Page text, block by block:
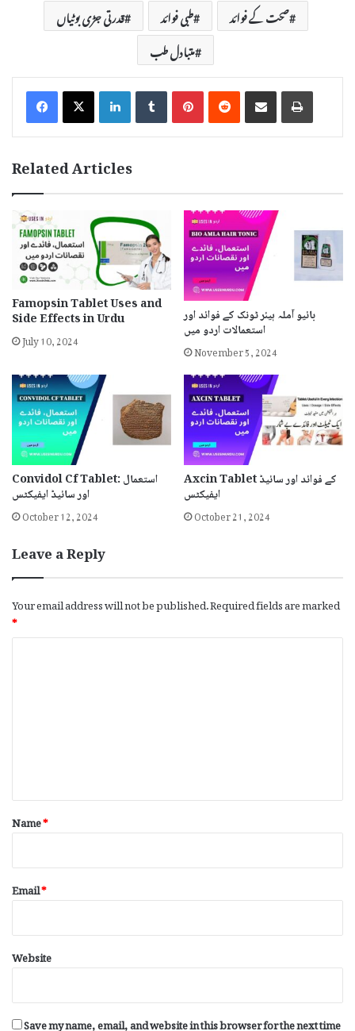
صحت کے فوائد
طبی فوائد
قدرتی جڑی بوٹیاں
متبادل طب
LinkedInTumblrPinterestReddit Share via Email Print
Related Articles
Famopsin Tablet Uses and
Side Effects in Urdu
July 10, 2024
بائیو آملہ ہیئر ٹونک کے فوائد اور
استعمالات اردو میں
November 5, 2024
Convidol Cf Tablet: استعمال
اور سائیڈ ایفیکٹس
October 12, 2024
Axcin Tablet کے فوائد اور سائیڈ
ایفیکٹس
October 21, 2024
Leave a Reply
Your email address will not be published.Required fields are marked
*
*
Name*
Email*
Website
Save my name, email, and website in this browser for the next time